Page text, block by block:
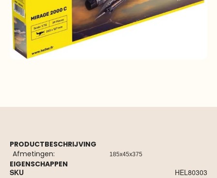
PRODUCTBESCHRIJVING
Afmetingen:
185x45x375
EIGENSCHAPPEN
SKU
HEL80303